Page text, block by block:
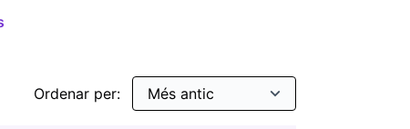
Ordenar per: